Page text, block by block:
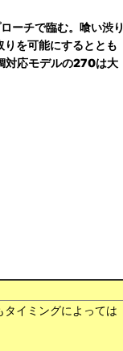
ーチで臨む。喰い渋り
を可能にするととも
対応モデルの270は大
イミングによっては